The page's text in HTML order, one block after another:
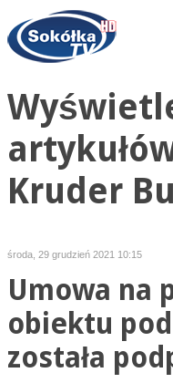
Kruder
środa, 29 grudzień 2021 10:15
Umowa na
obiektu
została